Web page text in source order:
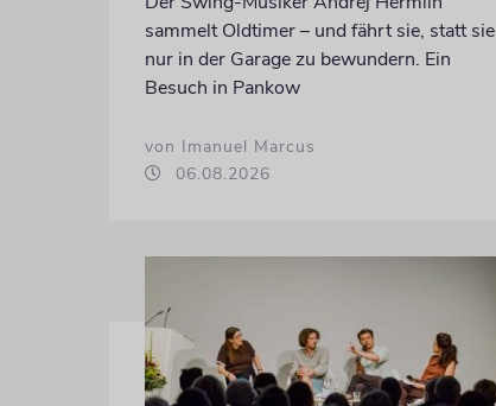
sammelt Oldtimer – und fährt sie, statt sie
nur in der Garage zu bewundern. Ein
Besuch in Pankow
von Imanuel Marcus
06.08.2026